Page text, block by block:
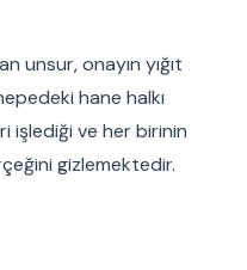
unsur, onayın yığıt
hane halkı
işlediği ve her birinin
gizlemektedir.